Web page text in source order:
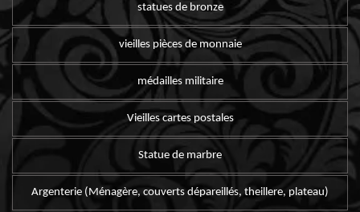
statues de bronze
vieilles pièces de monnaie
médailles militaire
Vieilles cartes postales
Statue de marbre
Argenterie (Ménagère, couverts dépareillés, theillere, plateau)